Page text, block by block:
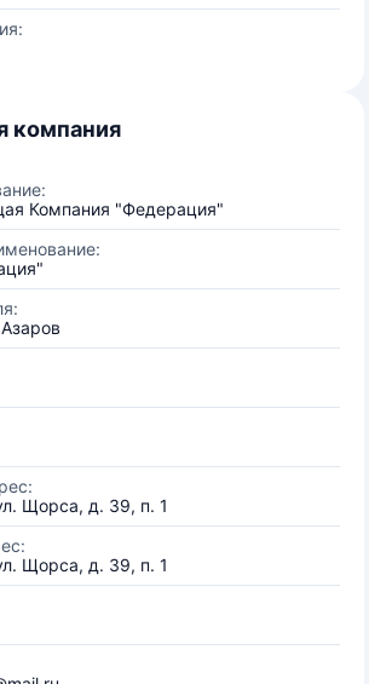
компания
Компания "Федерация"
Щорса, д. 39, п. 1
Щорса, д. 39, п. 1